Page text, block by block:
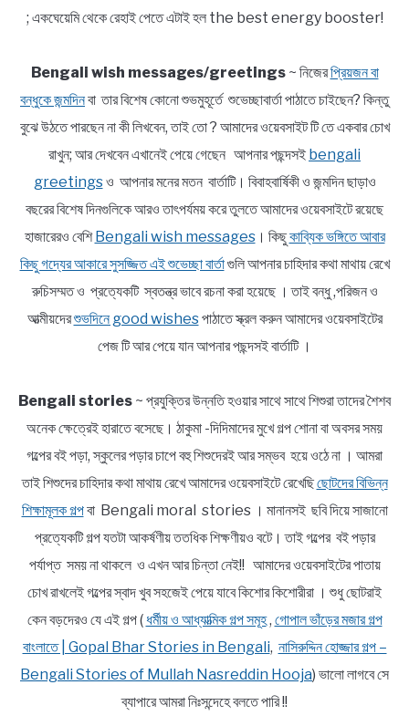
; একঘেয়েমি থেকে রেহাই পেতে এটাই হল the best energy booster!
Bengali wish messages/greetings~ নিজেরপ্রিয়জন বা
বন্ধুকে জন্মদিনবা তার বিশেষ কোনো শুভমুহূর্তে শুভেচ্ছাবার্তা পাঠাতে চাইছেন? কিন্তু
বুঝে উঠতে পারছেন না কী লিখবেন, তাই তো ? আমাদের ওয়েবসাইট টি তে একবার চোখ
রাখুন; আর দেখবেন এখানেই পেয়ে গেছেন আপনার পছন্দসই bengali
greetingsও আপনার মনের মতন বার্তাটি। বিবাহবার্ষিকী ও জন্মদিন ছাড়াও
বছরের বিশেষ দিনগুলিকে আরও তাৎপর্যময় করে তুলতে আমাদের ওয়েবসাইটে রয়েছে
হাজারেরও বেশিBengali wish messages। কিছুকাব্যিক ভঙ্গিতে আবার
কিছু গদ্যের আকারে সুসজ্জিত এই শুভেচ্ছা বার্তাগুলি আপনার চাহিদার কথা মাথায় রেখে
রুচিসম্মত ও প্রত্যেকটি স্বতন্ত্র ভাবে রচনা করা হয়েছে । তাই বন্ধু ,পরিজন ও
আত্মীয়দেরশুভদিনে good wishesপাঠাতে স্ক্রল করুন আমাদের ওয়েবসাইটের
পেজ টি আর পেয়ে যান আপনার পছন্দসই বার্তাটি ।
Bengali stories ~ প্রযুক্তির উন্নতি হওয়ার সাথে সাথে শিশুরা তাদের শৈশব
অনেক ক্ষেত্রেই হারাতে বসেছে। ঠাকুমা -দিদিমাদের মুখে গল্প শোনা বা অবসর সময়
গল্পের বই পড়া, স্কুলের পড়ার চাপে বহু শিশুদেরই আর সম্ভব হয়ে ওঠে না । আমরা
তাই শিশুদের চাহিদার কথা মাথায় রেখে আমাদের ওয়েবসাইটে রেখেছিছোটদের বিভিন্ন
শিক্ষামূলক গল্পবা Bengali moral stories । মানানসই ছবি দিয়ে সাজানো
প্রত্যেকটি গল্প যতটা আকর্ষণীয় ততধিক শিক্ষণীয়ও বটে। তাই গল্পের বই পড়ার
পর্যাপ্ত সময় না থাকলে ও এখন আর চিন্তা নেই!! আমাদের ওয়েবসাইটের পাতায়
চোখ রাখলেই গল্পের স্বাদ খুব সহজেই পেয়ে যাবে কিশোর কিশোরীরা । শুধু ছোটরাই
কেন বড়দেরও যে এই গল্প ( ধর্মীয় ও আধ্যাত্মিক গল্প সমূহ, গোপাল ভাঁড়ের মজার গল্প
বাংলাতে | Gopal Bhar Stories in Bengali, নাসিরুদ্দিন হোজ্জার গল্প –
Bengali Stories of Mullah Nasreddin Hooja) ভালো লাগবে সে
ব্যাপারে আমরা নিঃসন্দেহে বলতে পারি !!